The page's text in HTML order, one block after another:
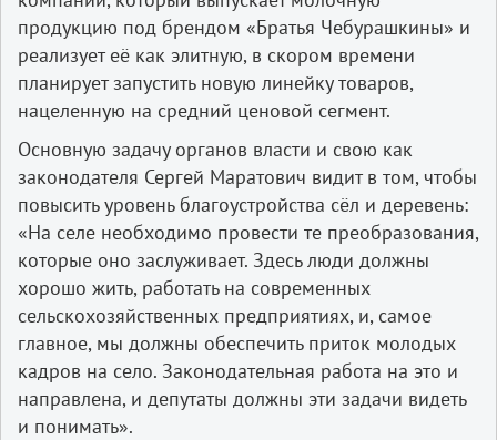
продукцию под брендом «Братья Чебурашкины» и
реализует её как элитную, в скором времени
планирует запустить новую линейку товаров,
нацеленную на средний ценовой сегмент.
Основную задачу органов власти и свою как
законодателя Сергей Маратович видит в том, чтобы
повысить уровень благоустройства сёл и деревень:
«На селе необходимо провести те преобразования,
которые оно заслуживает. Здесь люди должны
хорошо жить, работать на современных
сельскохозяйственных предприятиях, и, самое
главное, мы должны обеспечить приток молодых
кадров на село. Законодательная работа на это и
направлена, и депутаты должны эти задачи видеть
и понимать».